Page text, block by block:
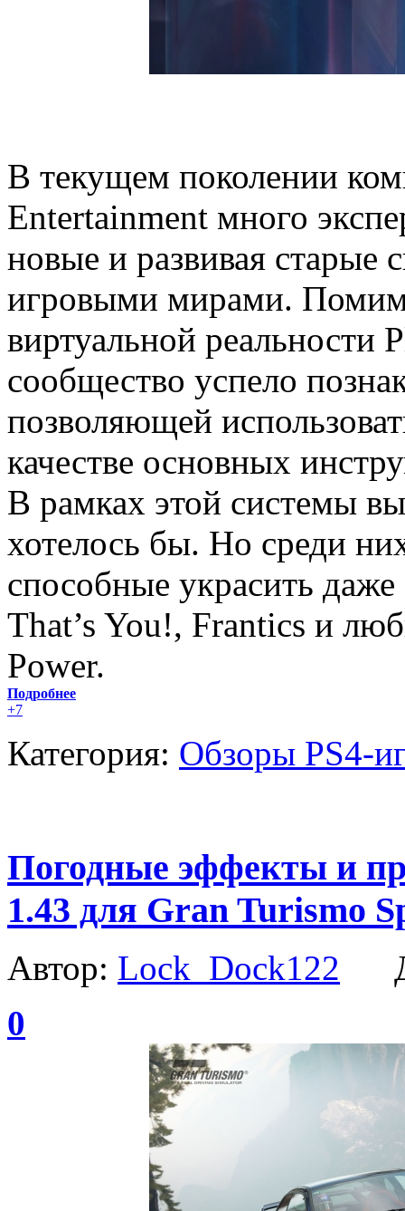
В текущем поколении
Entertainment много
новые и развивая старые
игровыми мирами.
виртуальной реальности
сообщество успело
позволяющей
качестве основных
В рамках этой системы
хотелось бы. Но среди
способные украсить
That’s You!, Frantics и
Power.
Подробнее
+7
Категория: Обзоры PS4-
Погодные эффекты и
1.43 для Gran Turismo
Автор: Lock_Dock122
0